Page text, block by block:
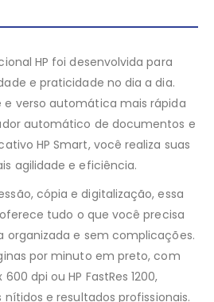
HP foi desenvolvida para
e praticidade no dia a dia.
verso automática mais rápida
automático de documentos e
HP Smart, você realiza suas
agilidade e eficiência.
cópia e digitalização, essa
tudo o que você precisa
organizada e sem complicações.
por minuto em preto, com
dpi ou HP FastRes 1200,
e resultados profissionais.